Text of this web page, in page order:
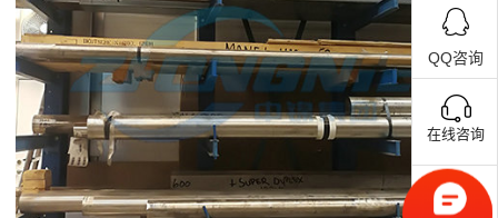
QQ咨询
在线咨询